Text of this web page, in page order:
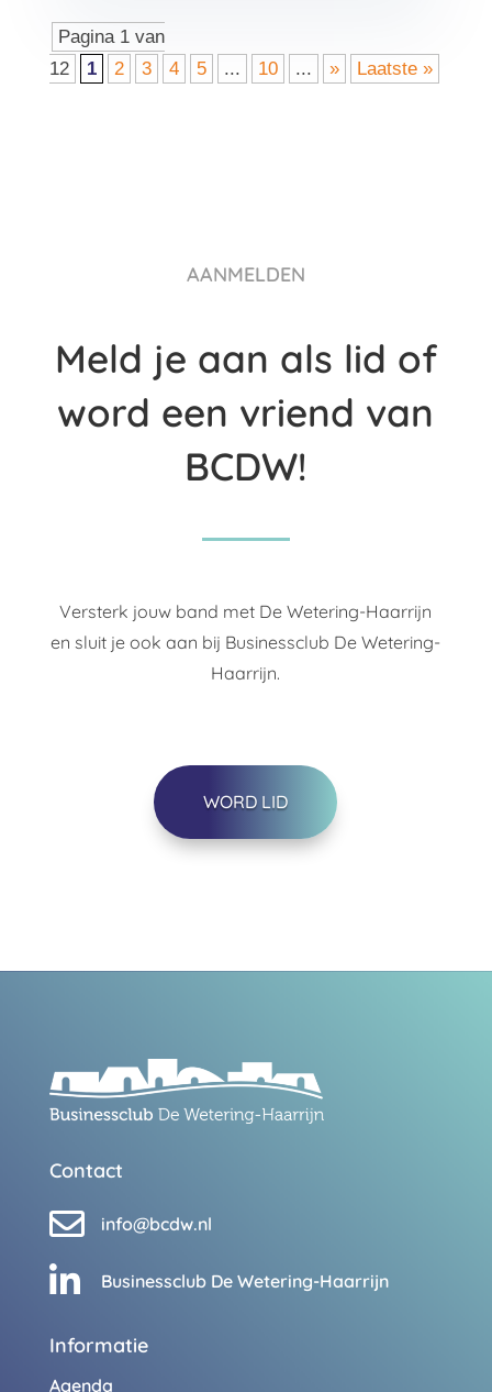
Pagina 1 van
12
1 2 3 4 5 ... 10 ... » Laatste »
AANMELDEN
Meld je aan als lid of
word een vriend van
BCDW!
Versterk jouw band met De Wetering-Haarrijn
en sluit je ook aan bij Businessclub De Wetering-
Haarrijn.
WORD LID
Contact
 info@bcdw.nl
 Businessclub De Wetering-Haarrijn
Informatie
Agenda